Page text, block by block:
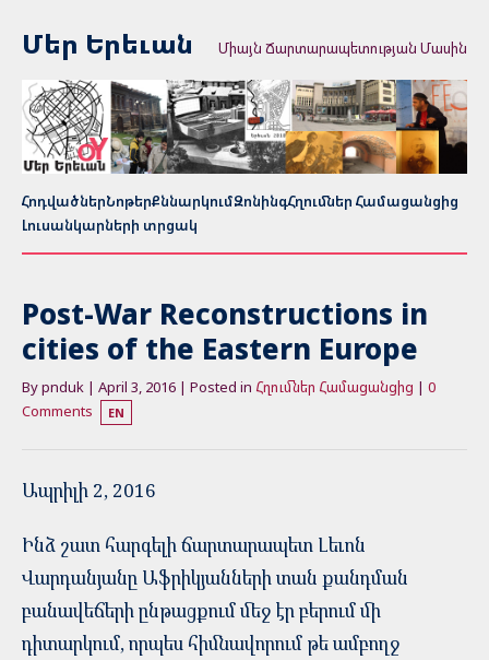
Մեր Երեւան Միայն Ճարտարապետության Մասին
ՀոդվածներՆոթերՔննարկումԶոնինգՀղումներ Համացանցից
Լուսանկարների տրցակ
Post-War Reconstructions in
cities of the Eastern Europe
By pnduk | April 3, 2016 | Posted in Հղումներ Համացանցից | 0
Comments
EN
Ապրիլի 2, 2016
Ինձ շատ հարգելի ճարտարապետ Լեւոն
Վարդանյանը Աֆրիկյանների տան քանդման
բանավեճերի ընթացքում մեջ էր բերում մի
դիտարկում, որպես հիմնավորում թե ամբողջ